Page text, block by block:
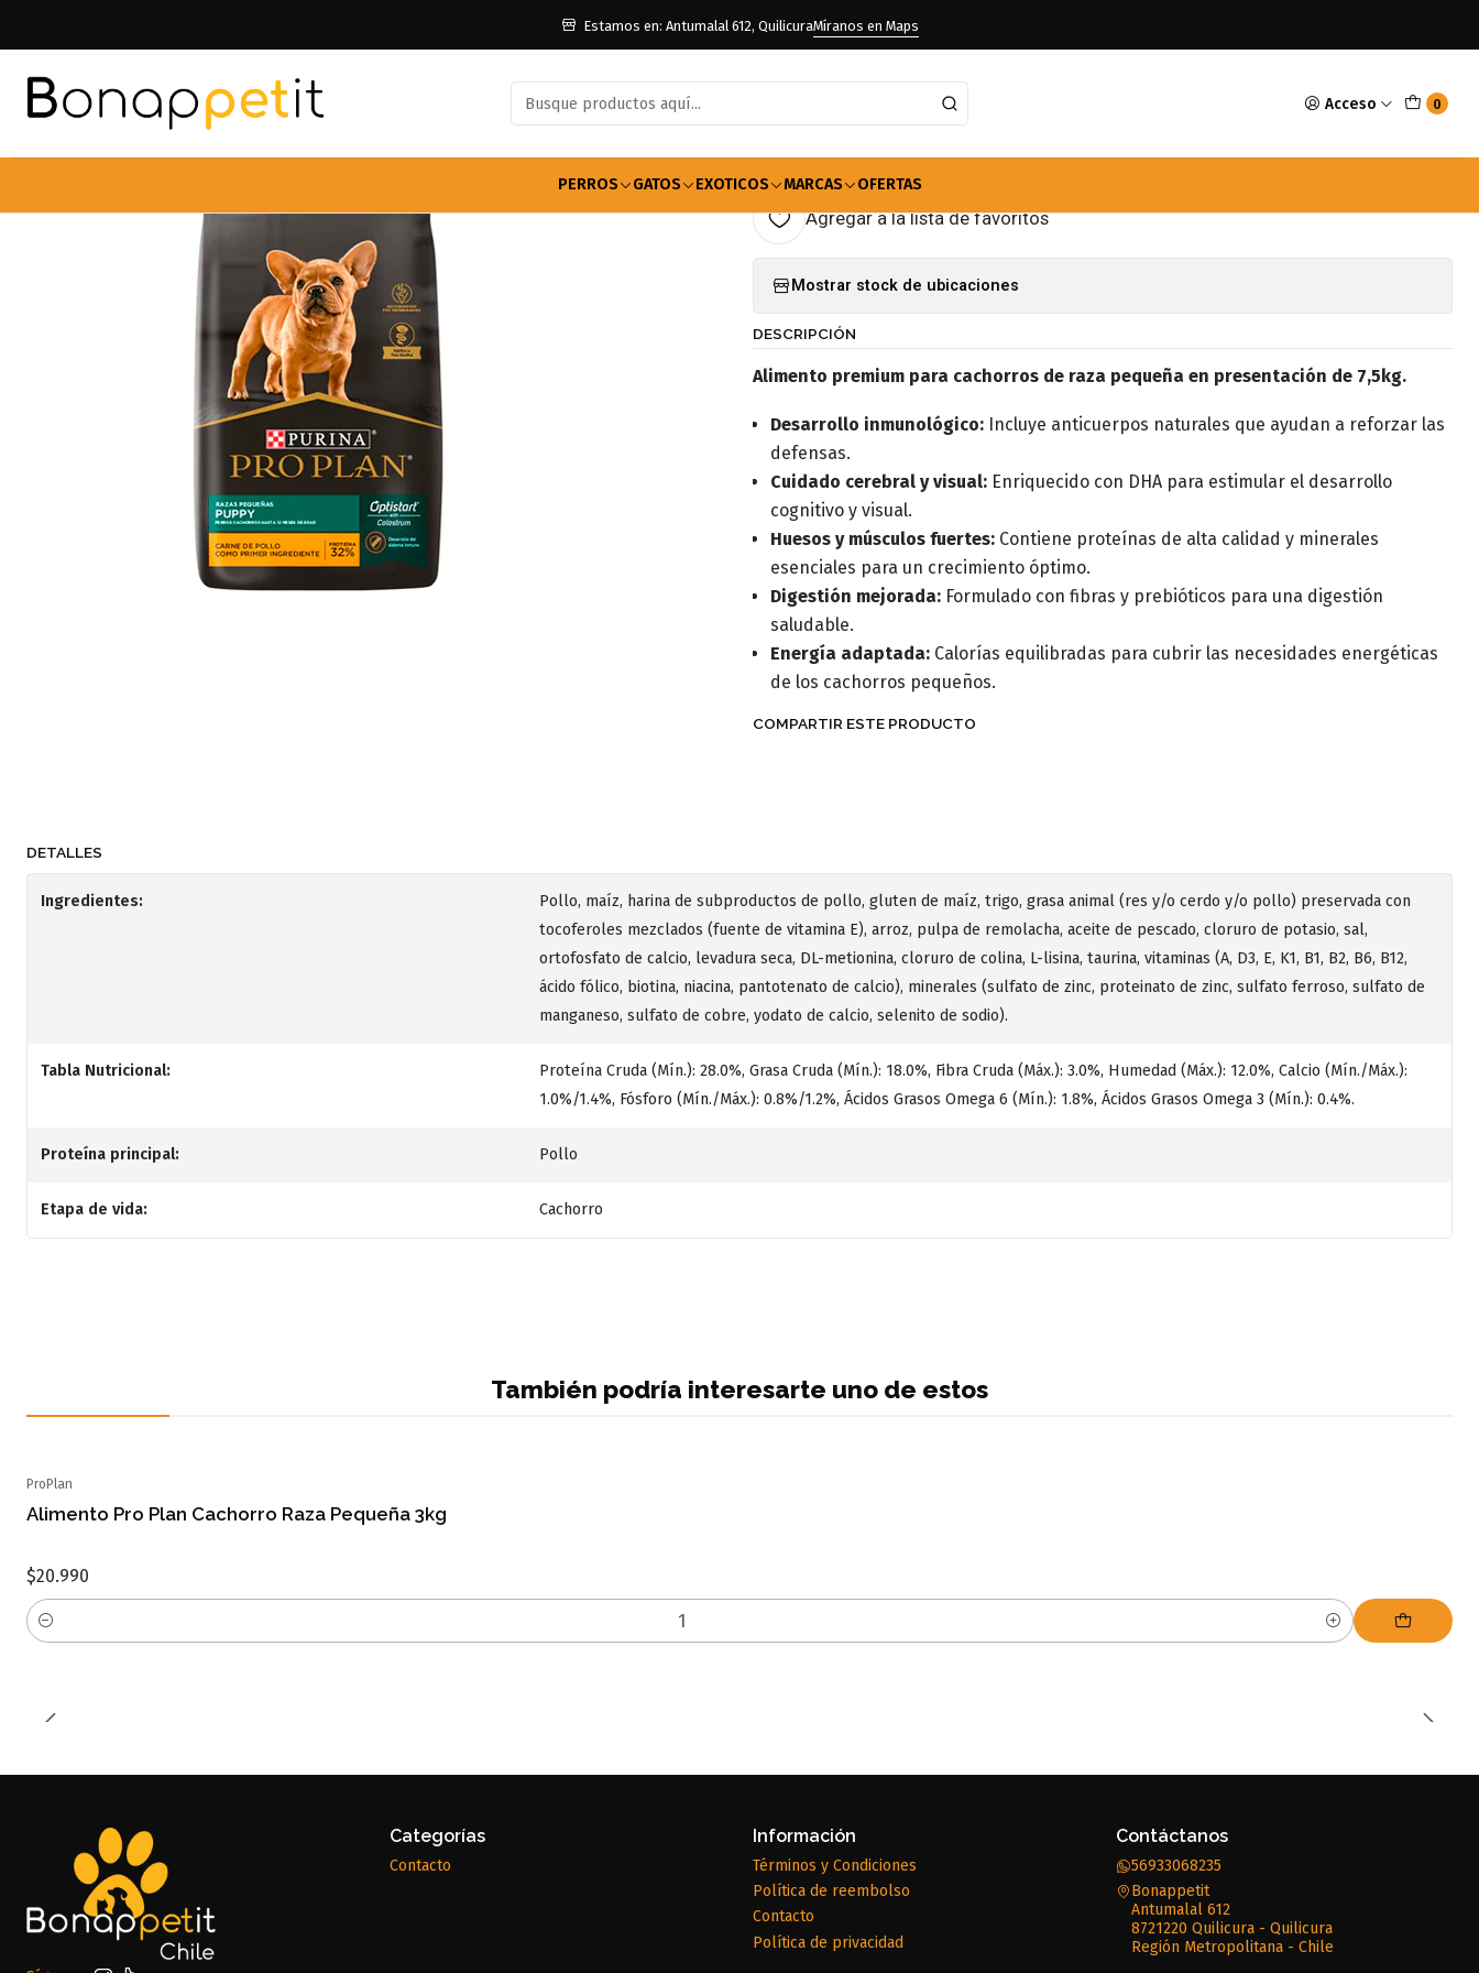
Acceso 0
PERROS GATOS EXOTICOS MARCAS OFERTAS
Estamos en: Antumalal 612, QuilicuraMíranos en Maps
Alimentos Para Perros Cachorro Alimento Pro Plan Cachorro Raza Pequeña 7,5kg
Alimento Pro Plan Cachorro Raza
Pequeña 7,5kg
Agregar a la lista de favoritos
Mostrar stock de ubicaciones
DESCRIPCIÓN
Alimento premium para cachorros de raza pequeña en presentación de 7,5kg.
Desarrollo inmunológico: Incluye anticuerpos naturales que ayudan a reforzar las
defensas.
Cuidado cerebral y visual: Enriquecido con DHA para estimular el desarrollo
cognitivo y visual.
Huesos y músculos fuertes: Contiene proteínas de alta calidad y minerales
esenciales para un crecimiento óptimo.
Digestión mejorada: Formulado con fibras y prebióticos para una digestión
saludable.
Energía adaptada: Calorías equilibradas para cubrir las necesidades energéticas
de los cachorros pequeños.
COMPARTIR ESTE PRODUCTO
DETALLES
Ingredientes:
Pollo, maíz, harina de subproductos de pollo, gluten de maíz, trigo, grasa animal (res y/o cerdo y/o pollo) preservada con
tocoferoles mezclados (fuente de vitamina E), arroz, pulpa de remolacha, aceite de pescado, cloruro de potasio, sal,
ortofosfato de calcio, levadura seca, DL-metionina, cloruro de colina, L-lisina, taurina, vitaminas (A, D3, E, K1, B1, B2, B6, B12,
ácido fólico, biotina, niacina, pantotenato de calcio), minerales (sulfato de zinc, proteinato de zinc, sulfato ferroso, sulfato de
manganeso, sulfato de cobre, yodato de calcio, selenito de sodio).
Tabla Nutricional:
Proteína Cruda (Mín.): 28.0%, Grasa Cruda (Mín.): 18.0%, Fibra Cruda (Máx.): 3.0%, Humedad (Máx.): 12.0%, Calcio (Mín./Máx.):
1.0%/1.4%, Fósforo (Mín./Máx.): 0.8%/1.2%, Ácidos Grasos Omega 6 (Mín.): 1.8%, Ácidos Grasos Omega 3 (Mín.): 0.4%.
Proteína principal: Pollo
Etapa de vida: Cachorro
También podría interesarte uno de estos
ProPlan
Alimento Pro Plan Cachorro Raza Pequeña 3kg
$20.990
Cantidad
Categorías
Contacto
Información
Términos y Condiciones
Política de reembolso
Contacto
Política de privacidad
Contáctanos
56933068235
Bonappetit
Antumalal 612
8721220 Quilicura - Quilicura
Región Metropolitana - Chile